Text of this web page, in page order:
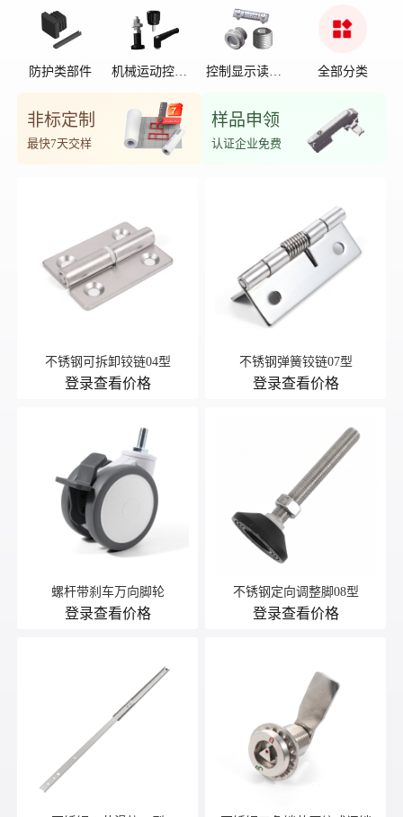
防护类部件
机械运动控制
控制显示读数
全部分类
非标定制
最快7天交样
样品申领
认证企业免费
不锈钢可拆卸铰链04型
登录查看价格
不锈钢弹簧铰链07型
登录查看价格
螺杆带刹车万向脚轮
登录查看价格
不锈钢定向调整脚08型
登录查看价格